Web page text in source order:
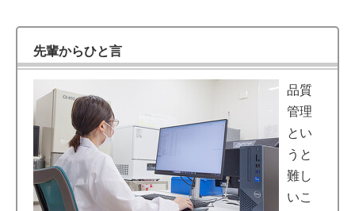
先輩からひと言
品質
管理
とい
うと
難し
いこ